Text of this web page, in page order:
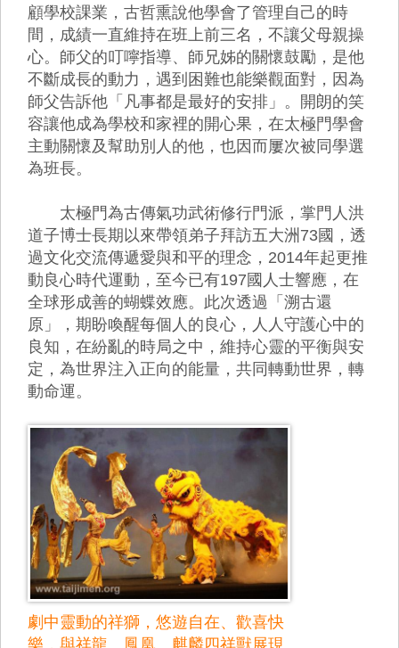
顧學校課業，古哲熏說他學會了管理自己的時
間，成績一直維持在班上前三名，不讓父母親操
心。師父的叮嚀指導、師兄姊的關懷鼓勵，是他
不斷成長的動力，遇到困難也能樂觀面對，因為
師父告訴他「凡事都是最好的安排」。開朗的笑
容讓他成為學校和家裡的開心果，在太極門學會
主動關懷及幫助別人的他，也因而屢次被同學選
為班長。
太極門為古傳氣功武術修行門派，掌門人洪
道子博士長期以來帶領弟子拜訪五大洲73國，透
過文化交流傳遞愛與和平的理念，2014年起更推
動良心時代運動，至今已有197國人士響應，在
全球形成善的蝴蝶效應。此次透過「溯古還
原」，期盼喚醒每個人的良心，人人守護心中的
良知，在紛亂的時局之中，維持心靈的平衡與安
定，為世界注入正向的能量，共同轉動世界，轉
動命運。
劇中靈動的祥獅，悠遊自在、歡喜快
樂，與祥龍、鳳凰、麒麟四祥獸展現